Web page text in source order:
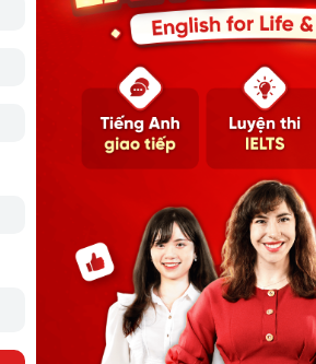
VIỆC VĂN PHÒNG
MÁY ĐIỆN THOẠI